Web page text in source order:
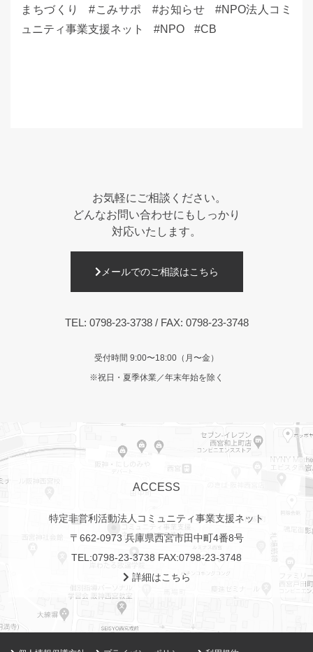
まちづくり
こみサポ お知らせ
NPO法人コミ
ュニティ事業支援ネット
NPO CB
お気軽にご相談ください。
どんなお問い合わせにもしっかり
対応いたします。
メールでのご相談はこちら
TEL: 0798-23-3738/ FAX: 0798-23-3748
受付時間 9:00〜18:00（月〜金）
※祝日・夏季休業／年末年始を除く
ACCESS
特定非営利活動法人コミュニティ事業支援ネット
〒662-0973 兵庫県西宮市田中町4番8号
TEL:0798-23-3738 FAX:0798-23-3748
詳細はこちら